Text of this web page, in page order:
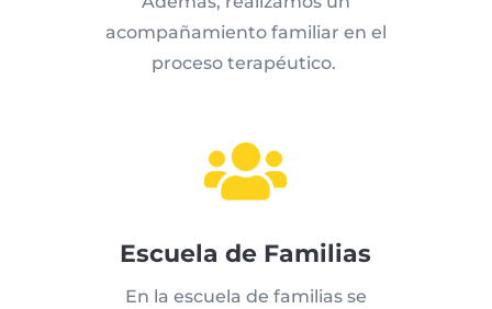
acompañamiento familiar en el
proceso terapéutico.

Escuela de Familias
En la escuela de familias se